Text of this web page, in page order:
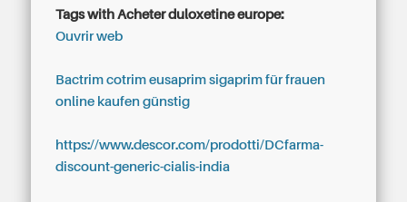
Tags with Acheter duloxetine europe:
Ouvrir web
Bactrim cotrim eusaprim sigaprim für frauen
online kaufen günstig
https://www.descor.com/prodotti/DCfarma-
discount-generic-cialis-india